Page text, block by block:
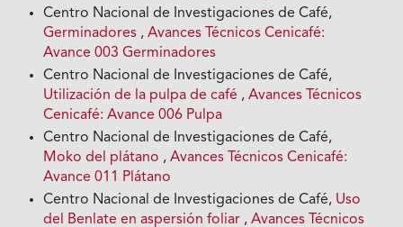
Centro Nacional de Investigaciones de Café,
Germinadores ,Avances Técnicos Cenicafé:
Avance 003 Germinadores
Centro Nacional de Investigaciones de Café,
Utilización de la pulpa de café ,Avances Técnicos
Cenicafé: Avance 006 Pulpa
Centro Nacional de Investigaciones de Café,
Moko del plátano ,Avances Técnicos Cenicafé:
Avance 011 Plátano
Centro Nacional de Investigaciones de Café, Uso
del Benlate en aspersión foliar ,Avances Técnicos